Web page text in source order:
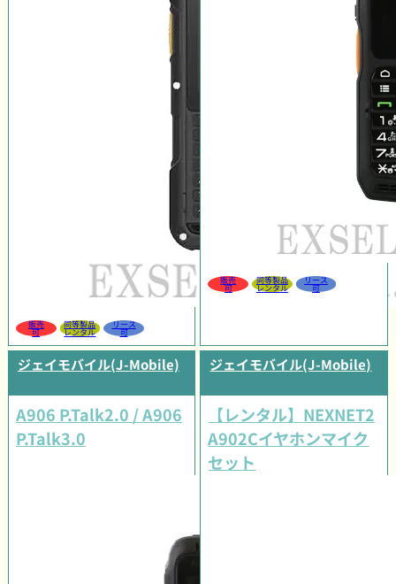
販売
可
同等製品
レンタル
リース
可
販売
可
同等製品
レンタル
リース
可
ジェイモバイル(J-Mobile)
A906 P.Talk2.0 / A906
P.Talk3.0
ジェイモバイル(J-Mobile)
【レンタル】NEXNET2
A902Cイヤホンマイク
セット